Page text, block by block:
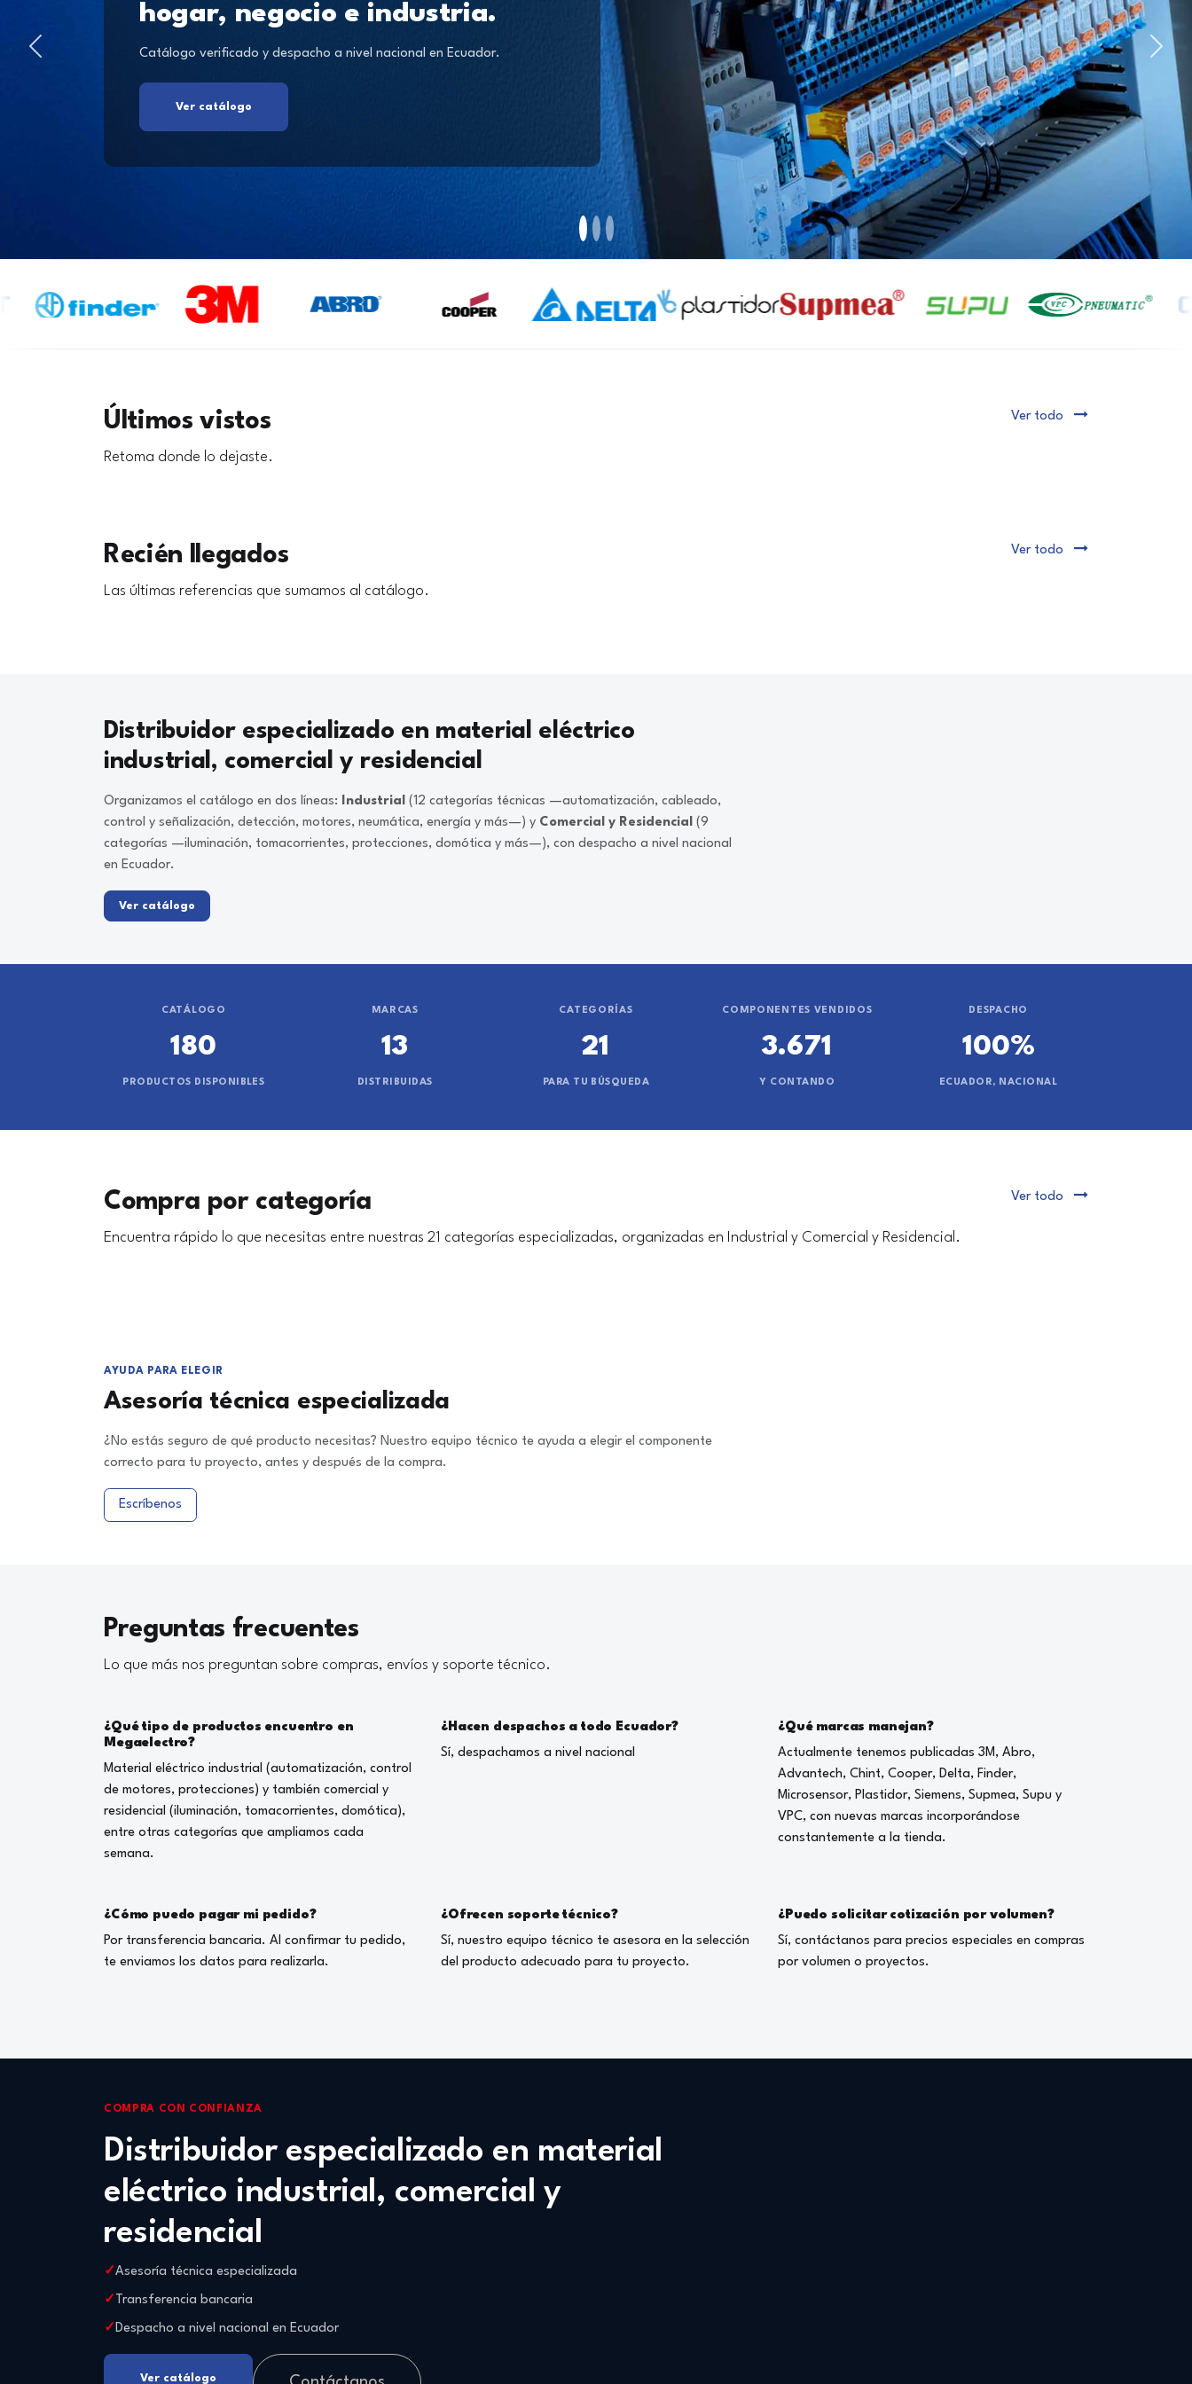
hogar, negocio e industria.
Catálogo verificado y despacho a nivel nacional en Ecuador.
Ver catálogo
Últimos vistos
Retoma donde lo dejaste.
Ver todo
Recién llegados
Las últimas referencias que sumamos al catálogo.
Ver todo
Distribuidor especializado en material eléctrico
industrial, comercial y residencial
Organizamos el catálogo en dos líneas: Industrial (12 categorías técnicas —automatización, cableado,
control y señalización, detección, motores, neumática, energía y más—) y Comercial y Residencial (9
categorías —iluminación, tomacorrientes, protecciones, domótica y más—), con despacho a nivel nacional
en Ecuador.
Ver catálogo
CATÁLOGO
180
PRODUCTOS DISPONIBLES
MARCAS
13
DISTRIBUIDAS
CATEGORÍAS
21
PARA TU BÚSQUEDA
COMPONENTES VENDIDOS
3.671
Y CONTANDO
DESPACHO
100%
ECUADOR, NACIONAL
Compra por categoría
Encuentra rápido lo que necesitas entre nuestras 21 categorías especializadas, organizadas en Industrial y Comercial y Residencial.
Ver todo
AYUDA PARA ELEGIR
Asesoría técnica especializada
¿No estás seguro de qué producto necesitas? Nuestro equipo técnico te ayuda a elegir el componente
correcto para tu proyecto, antes y después de la compra.
Escríbenos
Preguntas frecuentes
Lo que más nos preguntan sobre compras, envíos y soporte técnico.
¿Qué tipo de productos encuentro en
Megaelectro?
Material eléctrico industrial (automatización, control
de motores, protecciones) y también comercial y
residencial (iluminación, tomacorrientes, domótica),
entre otras categorías que ampliamos cada
semana.
¿Hacen despachos a todo Ecuador?
Sí, despachamos a nivel nacional
¿Qué marcas manejan?
Actualmente tenemos publicadas 3M, Abro,
Advantech, Chint, Cooper, Delta, Finder,
Microsensor, Plastidor, Siemens, Supmea, Supu y
VPC, con nuevas marcas incorporándose
constantemente a la tienda.
¿Cómo puedo pagar mi pedido?
Por transferencia bancaria. Al confirmar tu pedido,
te enviamos los datos para realizarla.
¿Ofrecen soporte técnico?
Sí, nuestro equipo técnico te asesora en la selección
del producto adecuado para tu proyecto.
¿Puedo solicitar cotización por volumen?
Sí, contáctanos para precios especiales en compras
por volumen o proyectos.
COMPRA CON CONFIANZA
Distribuidor especializado en material
eléctrico industrial, comercial y
residencial
Asesoría técnica especializada
Transferencia bancaria
Despacho a nivel nacional en Ecuador
Ver catálogo